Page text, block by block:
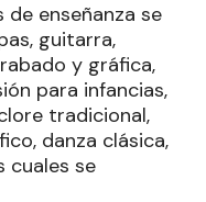
enseñanza se
guitarra,
y gráfica,
para infancias,
tradicional,
danza clásica,
cuales se